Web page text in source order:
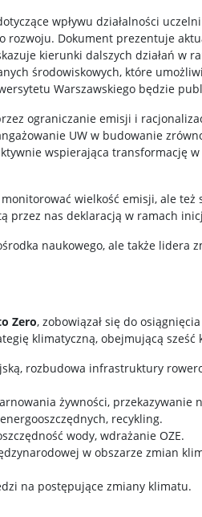
wpływu działalności
rozwoju. Dokument prezentuje
kierunki dalszych działań w
środowiskowych, które
Warszawskiego będzie
ograniczanie emisji i
UW w budowanie
wspierająca transformację
wielkość emisji, ale też
przez nas deklaracją w ramach
naukowego, ale także lidera
Zero, zobowiązał się do
klimatyczną, obejmującą sześć
rozbudowa infrastruktury
żywności, przekazywanie
recykling.
wody, wdrażanie OZE.
w obszarze zmian
na postępujące zmiany klimatu.